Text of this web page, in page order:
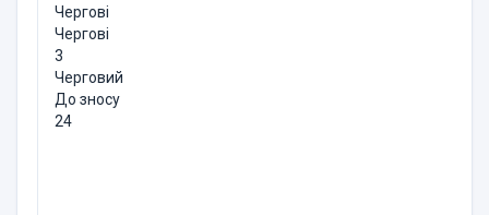
Чергові
Чергові
3
Черговий
До зносу
24